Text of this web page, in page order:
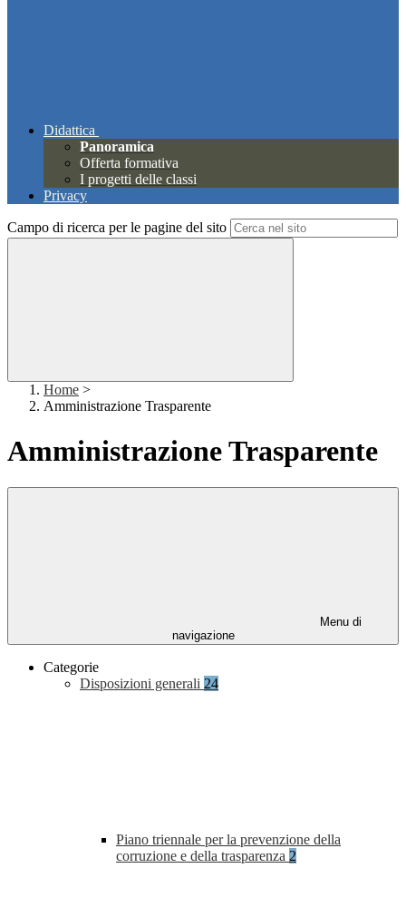
Didattica
Panoramica
Offerta formativa
I progetti delle classi
Privacy
Campo di ricerca per le pagine del sito
Home >
Amministrazione Trasparente
Amministrazione Trasparente
Menu di
navigazione
Categorie
Disposizioni generali 24
Piano triennale per la prevenzione della
corruzione e della trasparenza 2